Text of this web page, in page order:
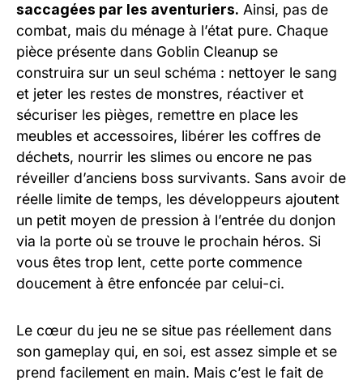
saccagées par les aventuriers. Ainsi, pas de
combat, mais du ménage à l’état pure. Chaque
pièce présente dans Goblin Cleanup se
construira sur un seul schéma : nettoyer le sang
et jeter les restes de monstres, réactiver et
sécuriser les pièges, remettre en place les
meubles et accessoires, libérer les coffres de
déchets, nourrir les slimes ou encore ne pas
réveiller d’anciens boss survivants. Sans avoir de
réelle limite de temps, les développeurs ajoutent
un petit moyen de pression à l’entrée du donjon
via la porte où se trouve le prochain héros. Si
vous êtes trop lent, cette porte commence
doucement à être enfoncée par celui-ci.
Le cœur du jeu ne se situe pas réellement dans
son gameplay qui, en soi, est assez simple et se
prend facilement en main. Mais c’est le fait de